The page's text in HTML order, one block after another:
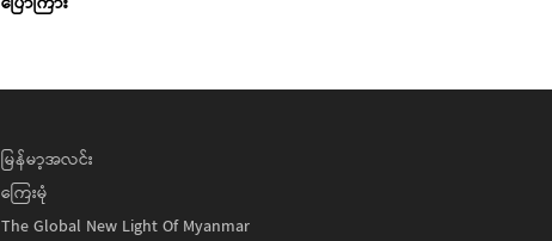
မြန်မာ့အလင်း
ကြေးမုံ
The Global New Light Of Myanmar